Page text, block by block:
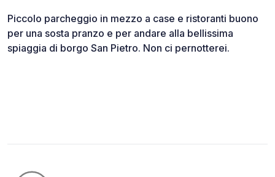
Piccolo parcheggio in mezzo a case e ristoranti buono
per una sosta pranzo e per andare alla bellissima
spiaggia di borgo San Pietro. Non ci pernotterei.